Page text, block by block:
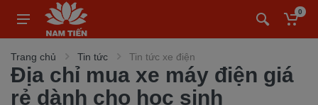
0
Trang chủ Tin tức Tin tức xe điện
Địa chỉ mua xe máy điện giá
rẻ dành cho học sinh